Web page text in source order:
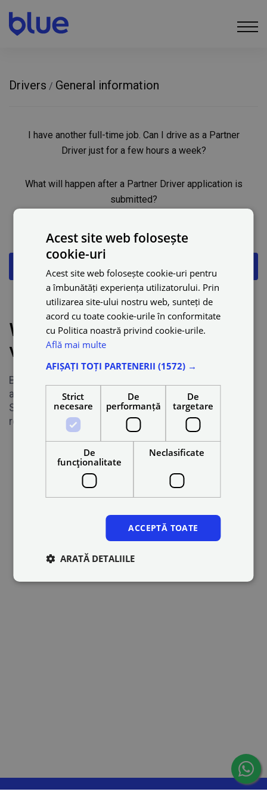
Drivers / General information
I have another full-time job. Can I drive as a Partner
Driver just for a few hours a week?
What will happen after a Partner Driver application is
submitted?
How does a Partner Driver get paid for their services?
Dynamic pricing
What if I do not have a
vehicle?
Blue offers vehicle leasing arrangements based on
availability.
Send an email to: contact@blue.ro to receive the
related information.
Acest site web folosește
cookie-uri
Acest site web folosește cookie-uri pentru
a îmbunătăți experiența utilizatorului. Prin
utilizarea site-ului nostru web, sunteți de
acord cu toate cookie-urile în conformitate
cu Politica noastră privind cookie-urile.
Află mai multe
AFIȘAȚI TOȚI PARTENERII (1572) →
Strict
necesare
De
performanță
De
targetare
De
funcţionalitate
Neclasificate
ACCEPTĂ TOATE
ARATĂ DETALIILE